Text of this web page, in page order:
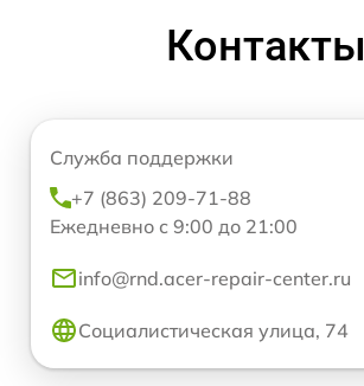
Контакты
Служба поддержки
+7 (863) 209-71-88
Ежедневно с 9:00 до 21:00
info@rnd.acer-repair-center.ru
Социалистическая улица, 74